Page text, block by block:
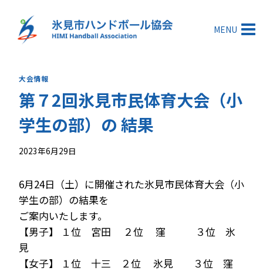
MENU
大会情報
第７2回氷見市民体育大会（小
学生の部）の 結果
2023年6月29日
6月24日（土）に開催された氷見市民体育大会（小
学生の部）の結果を
ご案内いたします。
【男子】 １位 宮田 ２位 窪 ３位 氷
見
【女子】 １位 十三 ２位 氷見 ３位 窪